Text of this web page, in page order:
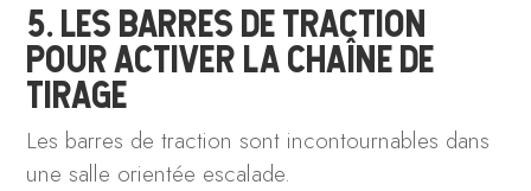
5. LES BARRES DE TRACTION
POUR ACTIVER LA CHAÎNE DE
TIRAGE
Les barres de traction sont incontournables dans
une salle orientée escalade.